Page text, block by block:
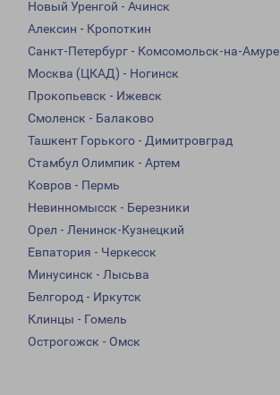
Новый Уренгой - Ачинск
Алексин - Кропоткин
Санкт-Петербург - Комсомольск-на-Амуре
Москва (ЦКАД) - Ногинск
Прокопьевск - Ижевск
Смоленск - Балаково
Ташкент Горького - Димитровград
Стамбул Олимпик - Артем
Ковров - Пермь
Невинномысск - Березники
Орел - Ленинск-Кузнецкий
Евпатория - Черкесск
Минусинск - Лысьва
Белгород - Иркутск
Клинцы - Гомель
Острогожск - Омск